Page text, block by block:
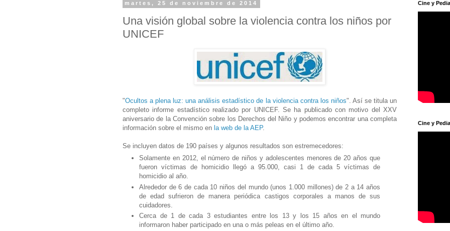
martes, 25 de noviembre de 2014
Una visión global sobre la violencia contra los niños por
UNICEF
"Ocultos a plena luz: una análisis estadístico de la violencia contra los niños". Así se titula un
completo informe estadístico realizado por UNICEF. Se ha publicado con motivo del XXV
aniversario de la Convención sobre los Derechos del Niño y podemos encontrar una completa
información sobre el mismo en la web de la AEP.
Se incluyen datos de 190 países y algunos resultados son estremecedores:
Solamente en 2012, el número de niños y adolescentes menores de 20 años que
fueron víctimas de homicidio llegó a 95.000, casi 1 de cada 5 víctimas de
homicidio al año.
Alrededor de 6 de cada 10 niños del mundo (unos 1.000 millones) de 2 a 14 años
de edad sufrieron de manera periódica castigos corporales a manos de sus
cuidadores.
Cerca de 1 de cada 3 estudiantes entre los 13 y los 15 años en el mundo
informaron haber participado en una o más peleas en el último año.
Cine y
Cine y